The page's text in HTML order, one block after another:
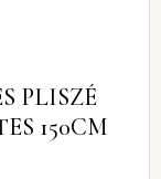
PLISZÉ
150CM